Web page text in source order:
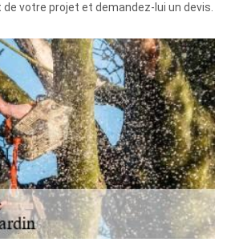
votre projet et demandez-lui un devis.